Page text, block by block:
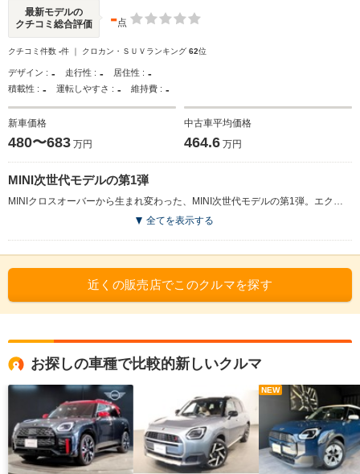
最新モデルの
クチコミ総合評価
-点
クチコミ件数 -件 ｜ クロカン・ＳＵＶランキング 62位
デザイン : - 走行性 : - 居住性 : -
積載性 : - 運転しやすさ : - 維持費 : -
新車価格
480〜683 万円
中古車平均価格
464.6 万円
MINI次世代モデルの第1弾
MINIクロスオーバーから生まれ変わった、MINI次世代モデルの第1弾。エクステリアおよび、インテリアデザインを刷新。サイズアップに伴い、よりSUVらしく力強さが高められた。機能面においても大幅な刷新が行われ、安全機能および運転支援システムは格段に向上。MINIとしては初となる「ハンズオフ機能付き渋滞運転支援機能」が搭載されている。パワートレインは、最高出力115kW／最大トルク230N・mを発生する高効率な1.5L直3ガソリンターボ、同150kW／300N・mを発生する2L直4ガソリンターボ、223kW／400N・mまで高めた2L直4ガソリンターボ、同110kW／360N・mを発生する2L直4クリーンディーゼルエンジン搭載車が用意される。（2023.11）
全てを表示する
近くの販売店でこのクルマを探す
お探しの車種で比較的新しいクルマ
NEW